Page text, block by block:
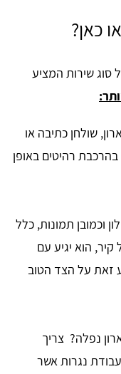
כאן?
סוג שירות המציע
שולחן כתיבה או
רהיטים באופן
וכמובן תמונות, כלל
הוא יגיע עם
זאת על הצד הטוב
נפלה? צריך
עבודת נגרות אשר